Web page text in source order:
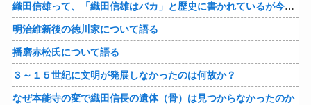
織田信雄って、「織田信雄はバカ」と歴史に書かれているが今まで家が残っているんでバカではないよな？
明治維新後の徳川家について語る
播磨赤松氏について語る
３～１５世紀に文明が発展しなかったのは何故か？
なぜ本能寺の変で織田信長の遺体（骨）は見つからなかったのか